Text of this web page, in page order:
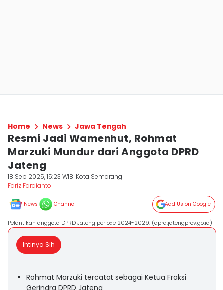
Home News Jawa Tengah
Resmi Jadi Wamenhut, Rohmat
Marzuki Mundur dari Anggota DPRD
Jateng
18 Sep 2025, 15:23 WIB Kota Semarang
Fariz Fardianto
News Channel Add Us on Google
Pelantikan anggota DPRD Jateng periode 2024-2029. (dprd.jatengprov.go.id)
Intinya Sih
Rohmat Marzuki tercatat sebagai Ketua Fraksi
Gerindra DPRD Jateng